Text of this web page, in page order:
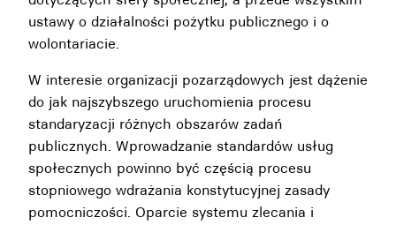
ustawy o działalności pożytku publicznego i o
wolontariacie.
W interesie organizacji pozarządowych jest dążenie
do jak najszybszego uruchomienia procesu
standaryzacji różnych obszarów zadań
publicznych. Wprowadzanie standardów usług
społecznych powinno być częścią procesu
stopniowego wdrażania konstytucyjnej zasady
pomocniczości. Oparcie systemu zlecania i